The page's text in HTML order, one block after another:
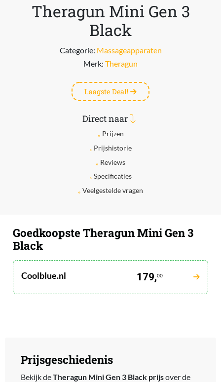
Theragun Mini Gen 3
Black
Categorie: Massageapparaten
Merk: Theragun
Laagste Deal!
Direct naar
Prijzen
Prijshistorie
Reviews
Specificaties
Veelgestelde vragen
Goedkoopste Theragun Mini Gen 3
Black
Coolblue.nl 179,00
Prijsgeschiedenis
Bekijk deTheragun Mini Gen 3 Black prijsover de